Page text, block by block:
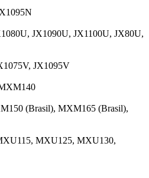
JX1090U, JX1100U, JX80U,
JX1095V
(Brasil), MXM165 (Brasil),
MXU125, MXU130,